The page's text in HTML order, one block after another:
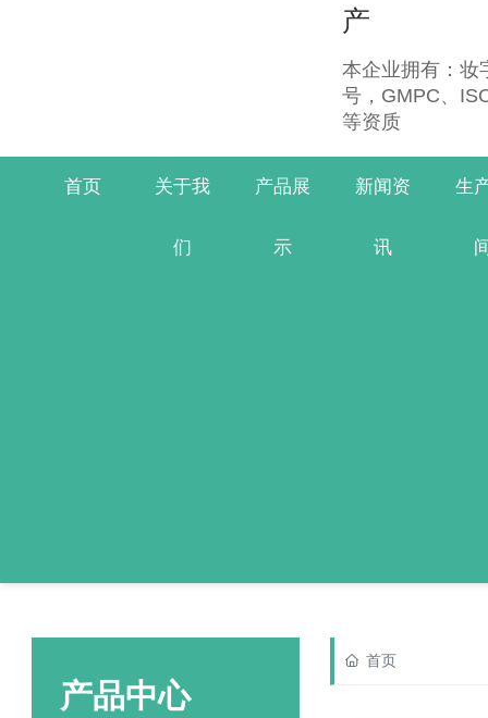
产
本企业拥有：妆
号，GMPC、
等资质
首页 关于我
们
产品展
示
新闻资
讯
生
产品中心
首页